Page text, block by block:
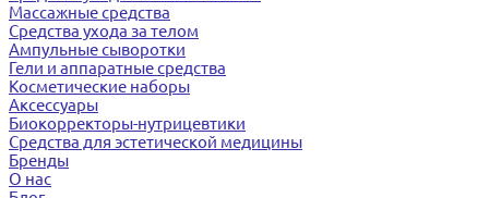
Массажные средства
Средства ухода за телом
Ампульные сыворотки
Гели и аппаратные средства
Косметические наборы
Аксессуары
Биокорректоры-нутрицевтики
Средства для эстетической медицины
Бренды
О нас